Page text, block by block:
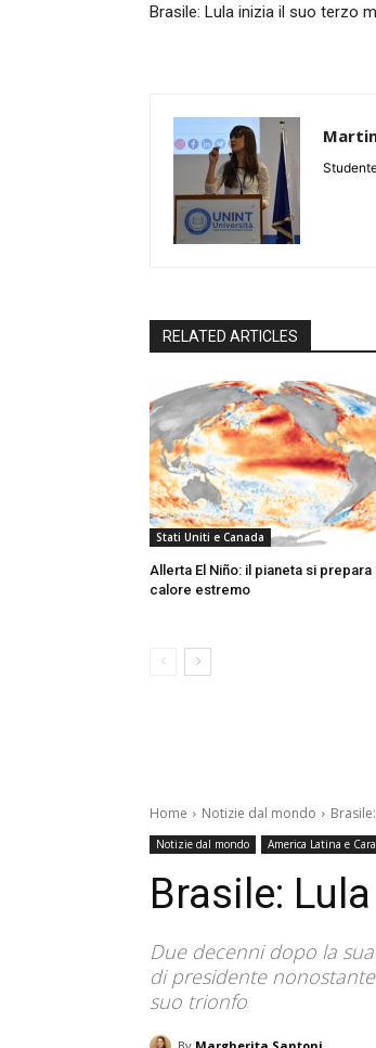
Brasile: Lula inizia il suo terzo
RELATED ARTICLES
Stati Uniti e Canada
Allerta El Niño: il pianeta si prepara
calore estremo